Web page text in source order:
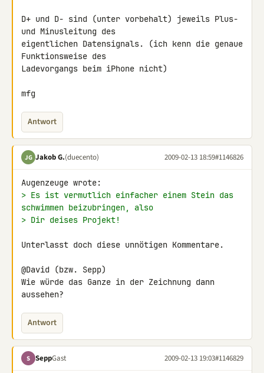
D+ und D- sind (unter vorbehalt) jeweils Plus-
und Minusleitung des
eigentlichen Datensignals. (ich kenn die genaue
Funktionsweise des
Ladevorgangs beim iPhone nicht)
mfg
Antwort
JG Jakob G.(duecento) 2009-02-13 18:59#1146826
> Es ist vermutlich einfacher einem Stein das
schwimmen beizubringen, also
> Dir deises Projekt!
Unterlasst doch diese unnötigen Kommentare.
@David (bzw. Sepp)
Wie würde das Ganze in der Zeichnung dann
aussehen?
Antwort
S SeppGast 2009-02-13 19:03#1146829